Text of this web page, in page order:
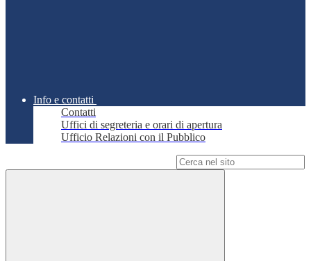
Info e contatti
Contatti
Uffici di segreteria e orari di apertura
Ufficio Relazioni con il Pubblico